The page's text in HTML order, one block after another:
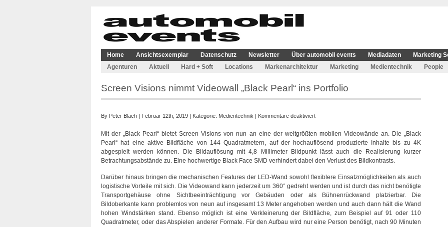
Home Ansichtsexemplar Datenschutz Newsletter Über automobil events Mediadaten
Marketing
Agenturen
Aktuell Hard + Soft Locations Markenarchitektur Marketing Medientechnik People
Screen Visions nimmt Videowall „Black Pearl“ ins Portfolio
By Peter Blach | Februar 12th, 2019 | Kategorie: Medientechnik | Kommentare deaktiviertfür
Visions
nimmt
Videowall
„Black
ins
Portfolio
Mit der „Black Pearl“ bietet Screen Visions von nun an eine der weltgrößten mobilen Videowände an. Die „Black
Pearl“ hat eine aktive Bildfläche von 144 Quadratmetern, auf der hochauflösend produzierte Inhalte bis zu 4K
abgespielt werden können. Die Bildauflösung mit 4,8 Millimeter Bildpunkt lässt auch die Realisierung kurzer
Betrachtungsabstände zu. Eine hochwertige Black Face SMD verhindert dabei den Verlust des Bildkontrasts.
Darüber hinaus bringen die mechanischen Features der LED-Wand sowohl flexiblere Einsatzmöglichkeiten als auch
logistische Vorteile mit sich. Die Videowand kann jederzeit um 360° gedreht werden und ist durch das nicht benötigte
Transportgehäuse ohne Sichtbeeinträchtigung vor Gebäuden oder als Bühnenrückwand platzierbar. Die
Bildoberkante kann problemlos von neun auf insgesamt 13 Meter angehoben werden und auch dann hält die Wand
hohen Windstärken stand. Ebenso möglich ist eine Verkleinerung der Bildfläche, zum Beispiel auf 91 oder 110
Quadratmeter, oder das Abspielen anderer Formate. Für den Aufbau wird nur eine Person benötigt, nach 90 Minuten